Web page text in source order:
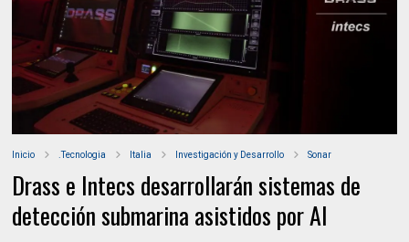
Inicio .Tecnologia Italia Investigación y Desarrollo Sonar
Drass e Intecs desarrollarán sistemas de
detección submarina asistidos por AI